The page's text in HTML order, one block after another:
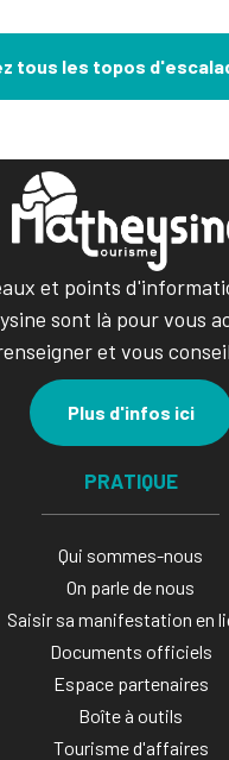
tous les topos
et points
sont là pour vous
et vous
Plus d'infos ici
PRATIQUE
Qui sommes-nous
On parle de nous
Saisir sa manifestation en
Documents officiels
Espace partenaires
Boîte à outils
Tourisme d'affaires